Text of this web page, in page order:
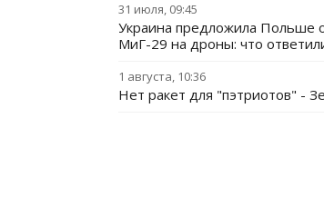
31 июля, 09:45
Украина предложила Польше
МиГ-29 на дроны: что
1 августа, 10:36
Нет ракет для "пэтриотов" -